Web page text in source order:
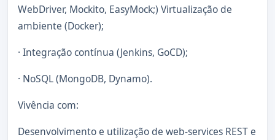
WebDriver, Mockito, EasyMock;) Virtualização de
ambiente (Docker);
· Integração contínua (Jenkins, GoCD);
· NoSQL (MongoDB, Dynamo).
Vivência com:
Desenvolvimento e utilização de web-services REST e